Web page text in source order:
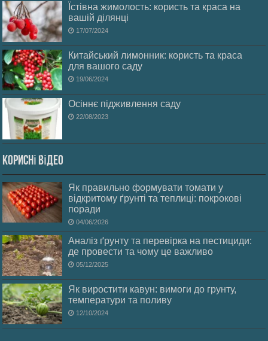
Їстівна жимолость: користь та краса на
вашій ділянці
17/07/2024
Китайський лимонник: користь та краса
для вашого саду
19/06/2024
Осіннє підживлення саду
22/08/2023
Корисні відео
Як правильно формувати томати у
відкритому ґрунті та теплиці: покрокові
поради
04/06/2026
Аналіз ґрунту та перевірка на пестициди:
де провести та чому це важливо
05/12/2025
Як виростити кавун: вимоги до грунту,
температури та поливу
12/10/2024